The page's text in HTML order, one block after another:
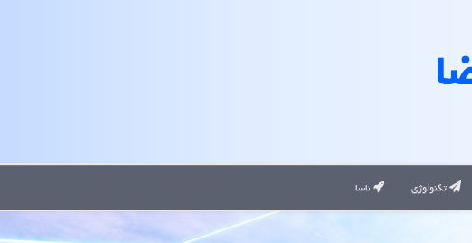
تکنولوژی ناسا